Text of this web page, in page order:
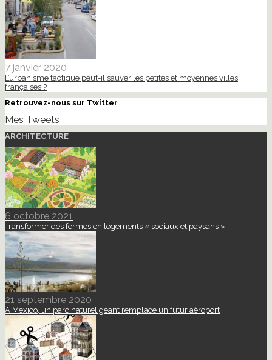
7 janvier 2020
L’urbanisme tactique peut-il sauver les petites et moyennes villes
françaises ?
Retrouvez-nous sur Twitter
Mes Tweets
ARCHITECTURE
6 octobre 2021
Transformer des fermes en logements « sociaux et paysans »
21 septembre 2020
A Mexico, un parc naturel géant remplace un futur aéroport